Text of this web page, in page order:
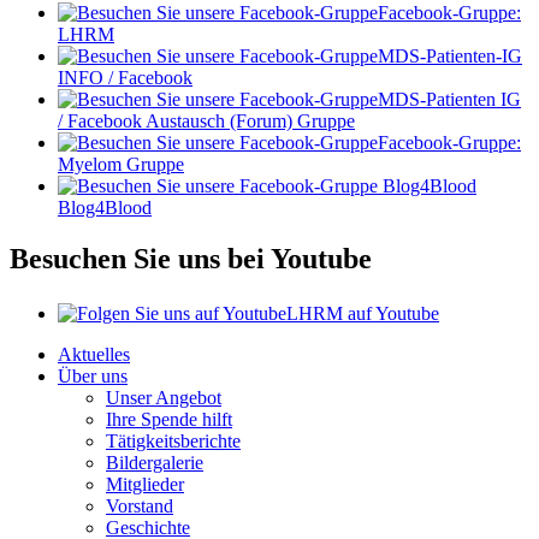
Facebook-Gruppe:
LHRM
MDS-Patienten-IG
INFO / Facebook
MDS-Patienten IG
/ Facebook Austausch (Forum) Gruppe
Facebook-Gruppe:
Myelom Gruppe
Blog4Blood
Besuchen Sie uns bei Youtube
LHRM auf Youtube
Aktuelles
Über uns
Unser Angebot
Ihre Spende hilft
Tätigkeitsberichte
Bildergalerie
Mitglieder
Vorstand
Geschichte